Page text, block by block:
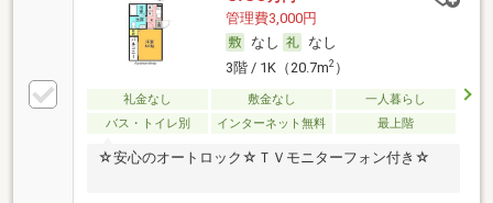
管理費3,000円
なし
なし
3階 / 1K（20.7m2）
礼金なし 敷金なし
一人暮らし
バス・トイレ別
インターネット無料 最上階
☆安心のオートロック☆ＴＶモニターフォン付き☆